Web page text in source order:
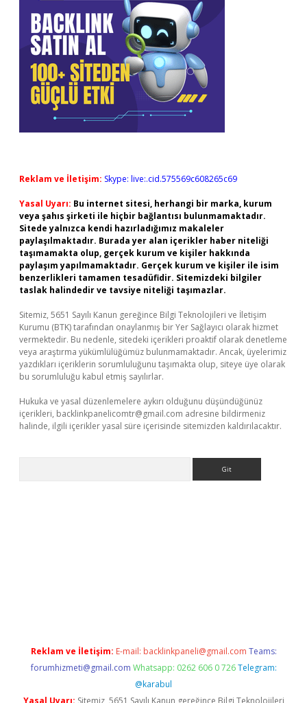
Reklam ve İletişim: Skype: live:.cid.575569c608265c69
Yasal Uyarı: Bu internet sitesi, herhangi bir marka, kurum
veya şahıs şirketi ile hiçbir bağlantısı bulunmamaktadır.
Sitede yalnızca kendi hazırladığımız makaleler
paylaşılmaktadır. Burada yer alan içerikler haber niteliği
taşımamakta olup, gerçek kurum ve kişiler hakkında
paylaşım yapılmamaktadır. Gerçek kurum ve kişiler ile isim
benzerlikleri tamamen tesadüfidir. Sitemizdeki bilgiler
taslak halindedir ve tavsiye niteliği taşımazlar.
Sitemiz, 5651 Sayılı Kanun gereğince Bilgi Teknolojileri ve İletişim
Kurumu (BTK) tarafından onaylanmış bir Yer Sağlayıcı olarak hizmet
vermektedir. Bu nedenle, sitedeki içerikleri proaktif olarak denetleme
veya araştırma yükümlülüğümüz bulunmamaktadır. Ancak, üyelerimiz
yazdıkları içeriklerin sorumluluğunu taşımakta olup, siteye üye olarak
bu sorumluluğu kabul etmiş sayılırlar.
Hukuka ve yasal düzenlemelere aykırı olduğunu düşündüğünüz
içerikleri, backlinkpanelicomtr@gmail.com adresine bildirmeniz
halinde, ilgili içerikler yasal süre içerisinde sitemizden kaldırılacaktır.
Reklam ve İletişim: E-mail: backlinkpaneli@gmail.com Teams:
forumhizmeti@gmail.com Whatsapp: 0262 606 0 726 Telegram:
@karabul
Yasal Uyarı: Sitemiz, 5651 Sayılı Kanun gereğince Bilgi Teknolojileri